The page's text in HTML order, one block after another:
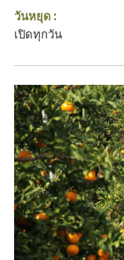
วันหยุด :
เปิดทุกวัน